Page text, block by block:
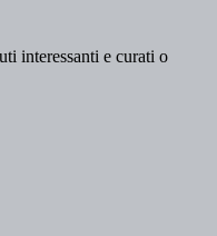
interessanti e curati o